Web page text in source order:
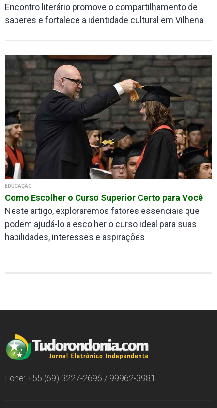
Encontro literário promove o compartilhamento de
saberes e fortalece a identidade cultural em Vilhena
EDUCAÇÃO
Como Escolher o Curso Superior Certo para Você
Neste artigo, exploraremos fatores essenciais que
podem ajudá-lo a escolher o curso ideal para suas
habilidades, interesses e aspirações
Fone: +55 (69) 3227-2696 / 99962-3981